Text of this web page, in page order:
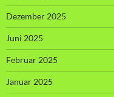
Dezember 2025
Juni 2025
Februar 2025
Januar 2025